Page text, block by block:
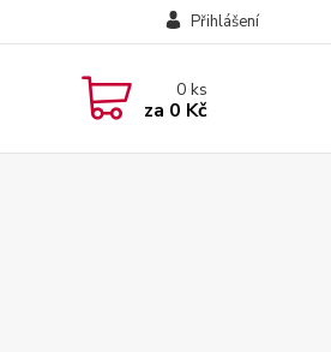
Přihlášení
0ks
za 0 Kč